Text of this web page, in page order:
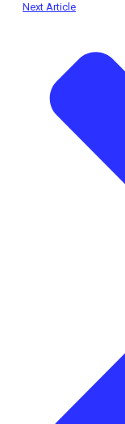
Next Article